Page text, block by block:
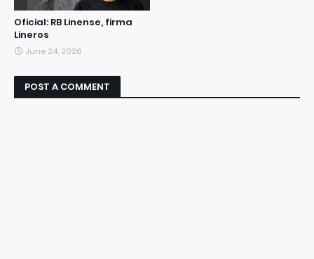
Oficial: RB Linense, firma
Lineros
June 24, 2026
POST A COMMENT